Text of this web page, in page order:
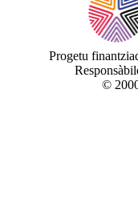
Progetu
©